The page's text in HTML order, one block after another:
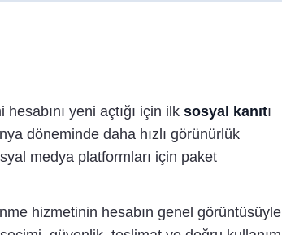
yeni açtığı için ilk sosyal kanıtı
döneminde daha hızlı görünürlük
medya platformları için paket
hizmetinin hesabın genel görüntüsüyle